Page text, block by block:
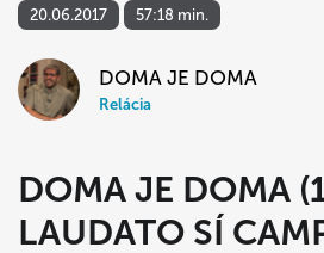
20.06.2017 57:18 min.
DOMA JE DOMA
Relácia
DOMA JE DOMA
LAUDATO SÍ